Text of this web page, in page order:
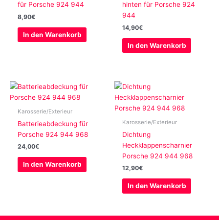
für Porsche 924 944
8,90€
In den Warenkorb
hinten für Porsche 924
944
14,90€
In den Warenkorb
Karosserie/Exterieur
Batterieabdeckung für
Porsche 924 944 968
24,00€
In den Warenkorb
Karosserie/Exterieur
Dichtung
Heckklappenscharnier
Porsche 924 944 968
12,90€
In den Warenkorb